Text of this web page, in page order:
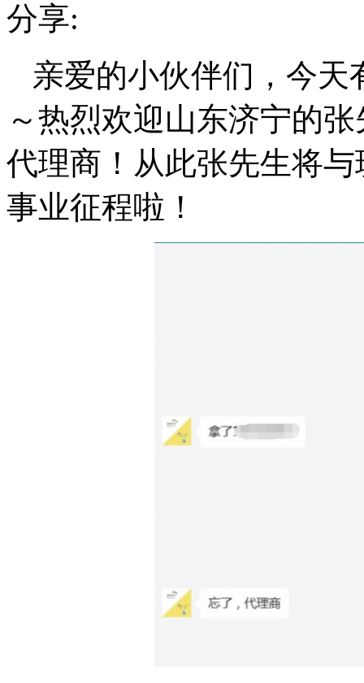
分享:
亲爱的小伙伴们，今
～热烈欢迎山东济宁的
代理商！从此张先生将
事业征程啦！